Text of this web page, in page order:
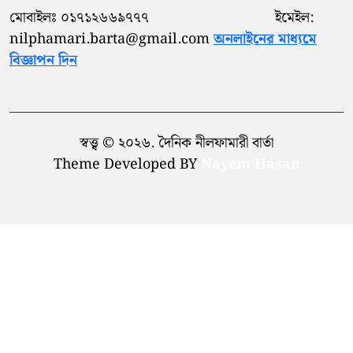
পরিষদের চেয়ারম্যান শাহিদ মাহমুদ
মোবাইলঃ ০১৭১২৬৬৯৭৭৭ ইমেইল:
nilphamari.barta@gmail.comঅনলাইনের মাধ্যমে
বিজ্ঞাপন দিন
স্বত্ত্ব © ২০২৬. দৈনিক নীলফামারী বার্তা
Theme Developed BY